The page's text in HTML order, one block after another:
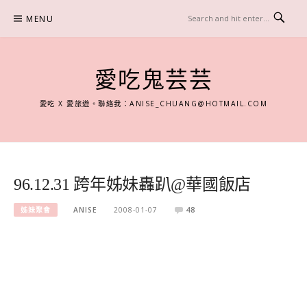
content
MENU
愛吃鬼芸芸
愛吃 X 愛旅遊。聯絡我：ANISE_CHUANG@HOTMAIL.COM
96.12.31 跨年姊妹轟趴@華國飯店
姊妹聚會 ANISE 2008-01-07 48